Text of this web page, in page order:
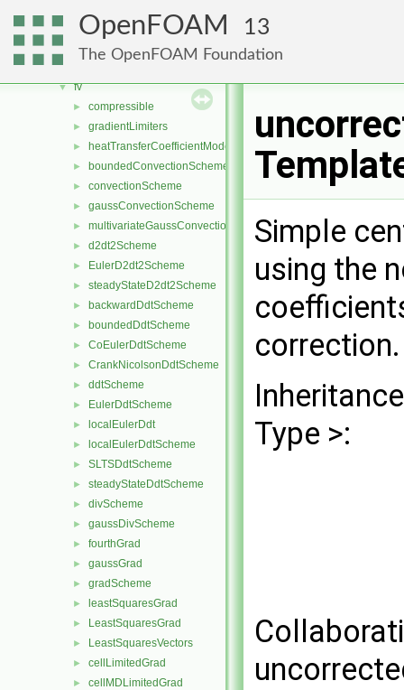
OpenFOAM 13
The OpenFOAM Foundation
► Function2s
► functionEntries
►
▼ fv
► compressible
► gradientLimiters
► heatTransferCoefficientModels
► boundedConvectionScheme
► convectionScheme
► gaussConvectionScheme
► multivariateGaussConvectionScheme
► d2dt2Scheme
► EulerD2dt2Scheme
► steadyStateD2dt2Scheme
► backwardDdtScheme
► boundedDdtScheme
► CoEulerDdtScheme
► CrankNicolsonDdtScheme
► ddtScheme
► EulerDdtScheme
► localEulerDdt
► localEulerDdtScheme
► SLTSDdtScheme
► steadyStateDdtScheme
► divScheme
► gaussDivScheme
► fourthGrad
► gaussGrad
► gradScheme
► leastSquaresGrad
► LeastSquaresGrad
► LeastSquaresVectors
► cellLimitedGrad
► cellMDLimitedGrad
Simple
using the
Type >: